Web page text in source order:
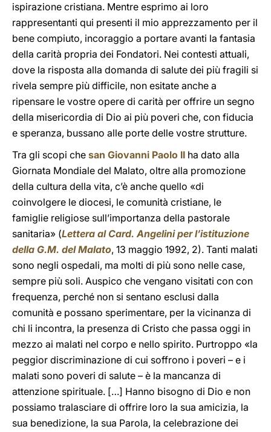
ispirazione cristiana. Mentre esprimo ai loro
rappresentanti qui presenti il mio apprezzamento per il
bene compiuto, incoraggio a portare avanti la fantasia
della carità propria dei Fondatori. Nei contesti attuali,
dove la risposta alla domanda di salute dei più fragili si
rivela sempre più difficile, non esitate anche a
ripensare le vostre opere di carità per offrire un segno
della misericordia di Dio ai più poveri che, con fiducia
e speranza, bussano alle porte delle vostre strutture.
Tra gli scopi che san Giovanni Paolo II ha dato alla
Giornata Mondiale del Malato, oltre alla promozione
della cultura della vita, c’è anche quello «di
coinvolgere le diocesi, le comunità cristiane, le
famiglie religiose sull’importanza della pastorale
sanitaria» (Lettera al Card. Angelini per l’istituzione
della G.M. del Malato, 13 maggio 1992, 2). Tanti malati
sono negli ospedali, ma molti di più sono nelle case,
sempre più soli. Auspico che vengano visitati con con
frequenza, perché non si sentano esclusi dalla
comunità e possano sperimentare, per la vicinanza di
chi li incontra, la presenza di Cristo che passa oggi in
mezzo ai malati nel corpo e nello spirito. Purtroppo «la
peggior discriminazione di cui soffrono i poveri – e i
malati sono poveri di salute – è la mancanza di
attenzione spirituale. […] Hanno bisogno di Dio e non
possiamo tralasciare di offrire loro la sua amicizia, la
sua benedizione, la sua Parola, la celebrazione dei